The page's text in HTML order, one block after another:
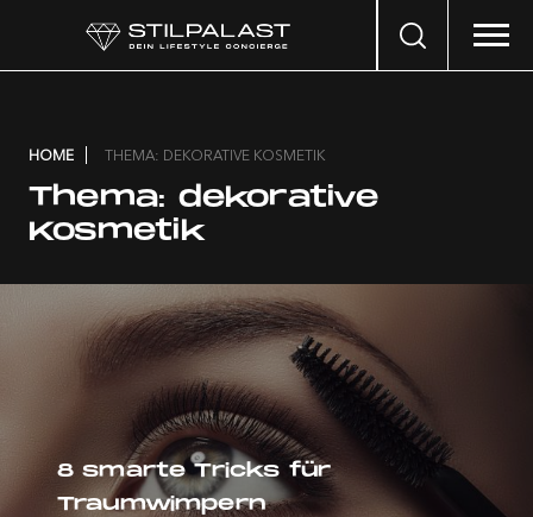
Search
HOME THEMA: DEKORATIVE KOSMETIK
Thema: dekorative
Kosmetik
8 smarte Tricks für
Traumwimpern